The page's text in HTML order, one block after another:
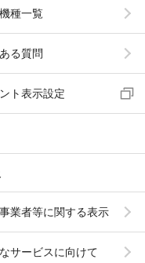
種一覧
る質問
ト表示設定
業者等に関する表示
サービスに向けて